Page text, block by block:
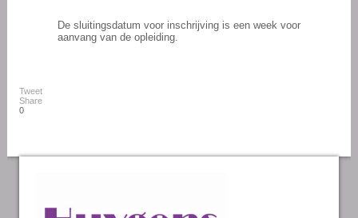
De sluitingsdatum voor inschrijving is een week voor
aanvang van de opleiding.
Tweet
Share
0